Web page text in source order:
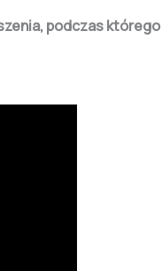
podczas którego